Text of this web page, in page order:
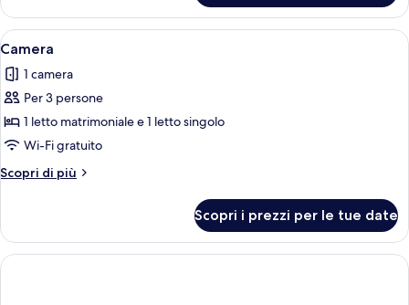
Apri
tutte
le
foto
per
Camera
Una camera d'albergo con un letto,
2
Camera
1 camera
Per 3 persone
1 letto matrimoniale e 1 letto singolo
Wi-Fi gratuito
Scopri di più
Altri
Scopri i prezzi per le tue date